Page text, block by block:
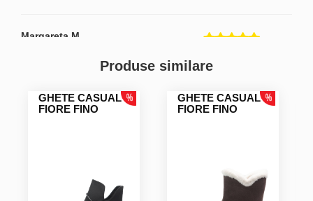
Margareta M.
Raport preț calitate echilibrat ! Mărimea se potrivește
totul e bine..civilizat, modern si confortabil...am insa un
Produse similare
GHETE CASUAL
FIORE FINO
GHETE CASUAL
FIORE FINO